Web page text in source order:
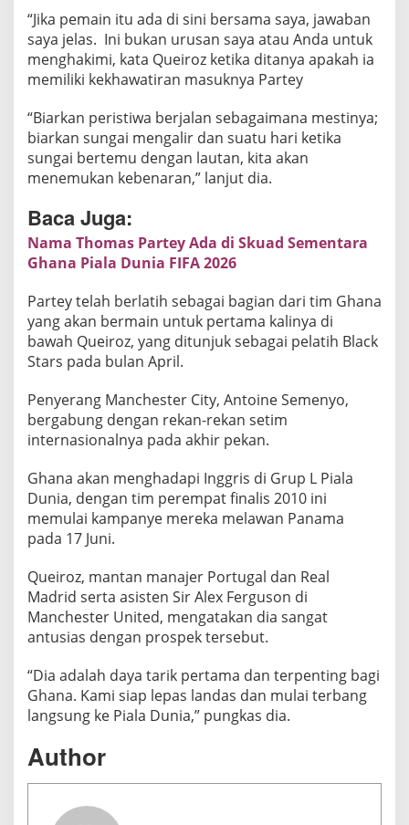
a
t
a
n
h
o
m
a
a
r
e
y
d
P
i
a
a
D
u
a
F
F
2
0
2
“Jika pemain itu ada di sini bersama saya, jawaban
saya jelas. Ini bukan urusan saya atau Anda untuk
menghakimi, kata Queiroz ketika ditanya apakah ia
memiliki kekhawatiran masuknya Partey
“Biarkan peristiwa berjalan sebagaimana mestinya;
biarkan sungai mengalir dan suatu hari ketika
sungai bertemu dengan lautan, kita akan
menemukan kebenaran,” lanjut dia.
Baca Juga:
Nama Thomas Partey Ada di Skuad Sementara
Ghana Piala Dunia FIFA 2026
Partey telah berlatih sebagai bagian dari tim Ghana
yang akan bermain untuk pertama kalinya di
bawah Queiroz, yang ditunjuk sebagai pelatih Black
Stars pada bulan April.
Penyerang Manchester City, Antoine Semenyo,
bergabung dengan rekan-rekan setim
internasionalnya pada akhir pekan.
Ghana akan menghadapi Inggris di Grup L Piala
Dunia, dengan tim perempat finalis 2010 ini
memulai kampanye mereka melawan Panama
pada 17 Juni.
Queiroz, mantan manajer Portugal dan Real
Madrid serta asisten Sir Alex Ferguson di
Manchester United, mengatakan dia sangat
antusias dengan prospek tersebut.
“Dia adalah daya tarik pertama dan terpenting bagi
Ghana. Kami siap lepas landas dan mulai terbang
langsung ke Piala Dunia,” pungkas dia.
Author